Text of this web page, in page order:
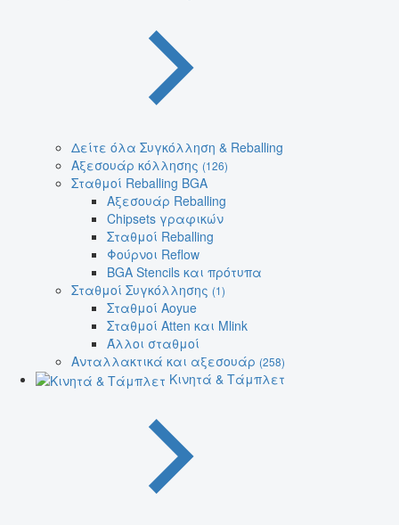
Δείτε όλα Συγκόλληση & Reballing
Αξεσουάρ κόλλησης (126)
Σταθμοί Reballing BGA
Αξεσουάρ Reballing
Chipsets γραφικών
Σταθμοί Reballing
Φούρνοι Reflow
BGA Stencils και πρότυπα
Σταθμοί Συγκόλλησης (1)
Σταθμοί Aoyue
Σταθμοί Atten και Mlink
Άλλοι σταθμοί
Ανταλλακτικά και αξεσουάρ (258)
Κινητά & Τάμπλετ